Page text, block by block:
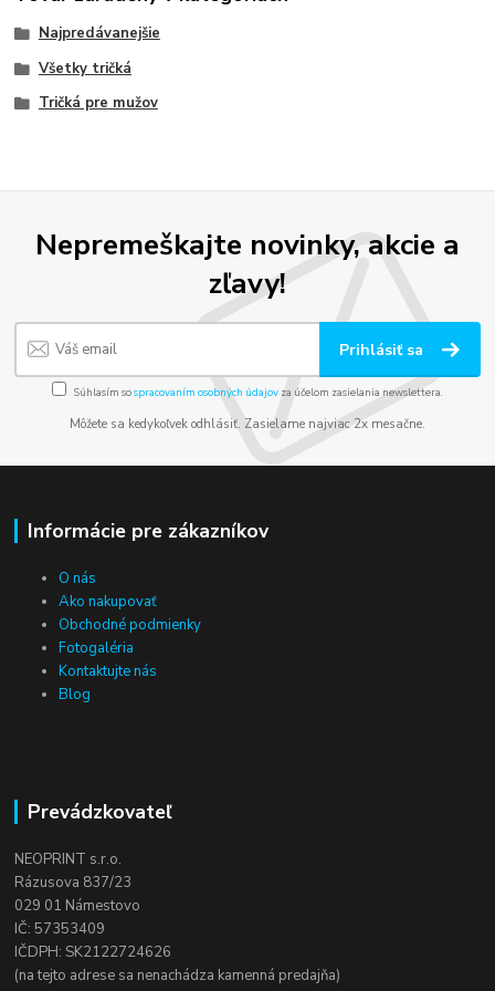
Najpredávanejšie
Všetky tričká
Tričká pre mužov
Nepremeškajte novinky, akcie a
zľavy!
Prihlásiť sa
Súhlasím sospracovaním osobných údajov za účelom zasielania newslettera.
Môžete sa kedykoľvek odhlásiť. Zasielame najviac 2x mesačne.
Informácie pre zákazníkov
O nás
Ako nakupovať
Obchodné podmienky
Fotogaléria
Kontaktujte nás
Blog
Prevádzkovateľ
NEOPRINT s.r.o.
Rázusova 837/23
029 01 Námestovo
IČ: 57353409
IČDPH: SK2122724626
(na tejto adrese sa nenachádza kamenná predajňa)